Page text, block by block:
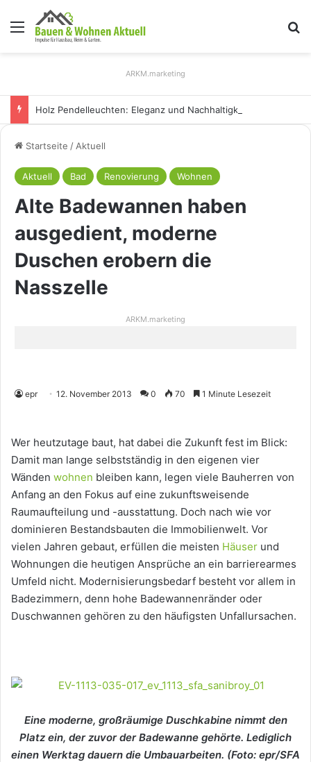
Menü
ARKM.marketing
Startseite / Aktuell
Aktuell Bad Renovierung Wohnen
Alte Badewannen haben
ausgedient, moderne
Duschen erobern die
Nasszelle
ARKM.marketing
epr 12. November 2013 0 70 1 Minute Lesezeit
Wer heutzutage baut, hat dabei die Zukunft fest im Blick:
Damit man lange selbstständig in den eigenen vier
Wänden wohnen bleiben kann, legen viele Bauherren von
Anfang an den Fokus auf eine zukunftsweisende
Raumaufteilung und -ausstattung. Doch nach wie vor
dominieren Bestandsbauten die Immobilienwelt. Vor
vielen Jahren gebaut, erfüllen die meisten Häuser und
Wohnungen die heutigen Ansprüche an ein barrierearmes
Umfeld nicht. Modernisierungsbedarf besteht vor allem in
Badezimmern, denn hohe Badewannenränder oder
Duschwannen gehören zu den häufigsten Unfallursachen.
Eine moderne, großräumige Duschkabine nimmt den
Platz ein, der zuvor der Badewanne gehörte. Lediglich
einen Werktag dauern die Umbauarbeiten. (Foto: epr/SFA